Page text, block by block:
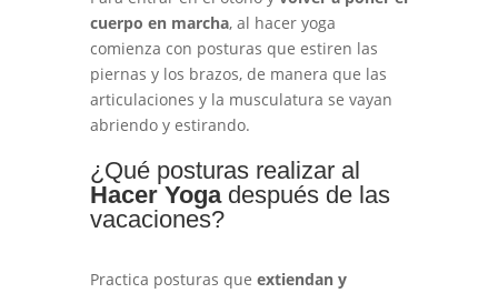
cuerpo en marcha, al hacer yoga
comienza con posturas que estiren las
piernas y los brazos, de manera que las
articulaciones y la musculatura se vayan
abriendo y estirando.
¿Qué posturas realizar al
Hacer Yogadespués de las
vacaciones?
Practica posturas que extiendan y